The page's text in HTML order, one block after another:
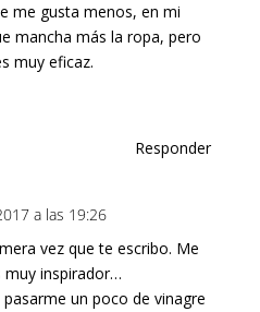
me gusta menos, en mi
mancha más la ropa, pero
muy eficaz.
Responder
a las 19:26
vez que te escribo. Me
muy inspirador…
un poco de vinagre